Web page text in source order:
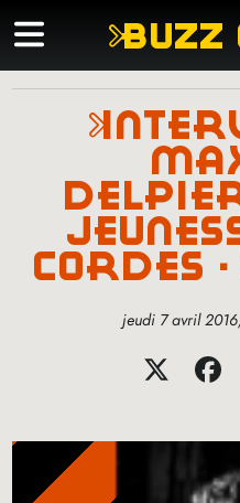
interview de
cordes -
jeudi 7 avril 2016,